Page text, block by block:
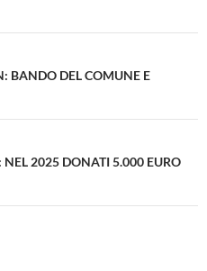
BANDO DEL COMUNE E
2025 DONATI 5.000 EURO